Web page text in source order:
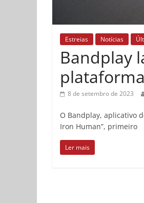
Estreias Notícias
Bandplay
plataforma
8 de setembro de 2023
O Bandplay, aplicativo
Iron Human”, primeiro
Ler mais